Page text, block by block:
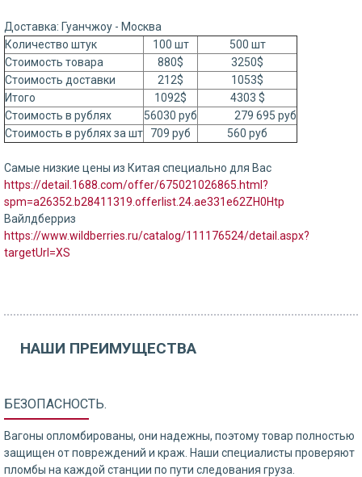
Доставка: Гуанчжоу - Москва
Количество штук
100 шт
500 шт
Стоимость товара
880$
3250$
Стоимость доставки
212$
1053$
Итого
1092$
4303 $
Стоимость в рублях
56030 руб
279 695 руб
Стоимость в рублях за шт
709 руб 560 руб
Самые низкие цены из Китая специально для Вас
https://detail.1688.com/offer/675021026865.html?
spm=a26352.b28411319.offerlist.24.ae331e62ZH0Htp
Вайлдберриз
https://www.wildberries.ru/catalog/111176524/detail.aspx?
targetUrl=XS
НАШИ ПРЕИМУЩЕСТВА
БЕЗОПАСНОСТЬ.
Вагоны опломбированы, они надежны, поэтому товар полностью
защищен от повреждений и краж. Наши специалисты проверяют
пломбы на каждой станции по пути следования груза.